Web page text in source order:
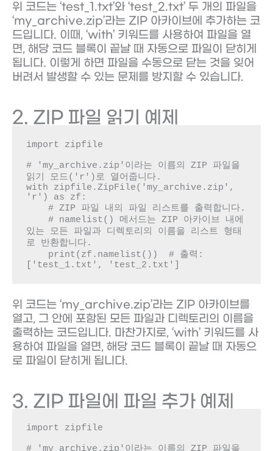
위 코드는 ‘test_1.txt’와 ‘test_2.txt’ 두 개의 파일을
‘my_archive.zip’라는 ZIP 아카이브에 추가하는 코
드입니다. 이때, ‘with’ 키워드를 사용하여 파일을 열
면, 해당 코드 블록이 끝날 때 자동으로 파일이 닫히게
됩니다. 이렇게 하면 파일을 수동으로 닫는 것을 잊어
버려서 발생할 수 있는 문제를 방지할 수 있습니다.
2. ZIP 파일 읽기 예제
import zipfile
# 'my_archive.zip'이라는 이름의 ZIP 파일을
읽기 모드('r')로 열어줍니다.
with zipfile.ZipFile('my_archive.zip',
'r') as zf:
    # ZIP 파일 내의 파일 리스트를 출력합니다.
    # namelist() 메서드는 ZIP 아카이브 내에
있는 모든 파일과 디렉토리의 이름을 리스트 형태
로 반환합니다.
['test_1.txt', 'test_2.txt']
위 코드는 ‘my_archive.zip’라는 ZIP 아카이브를
열고, 그 안에 포함된 모든 파일과 디렉토리의 이름을
출력하는 코드입니다. 마찬가지로, ‘with’ 키워드를 사
용하여 파일을 열면, 해당 코드 블록이 끝날 때 자동으
로 파일이 닫히게 됩니다.
3. ZIP 파일에 파일 추가 예제
import zipfile
# 'my_archive.zip'이라는 이름의 ZIP 파일을